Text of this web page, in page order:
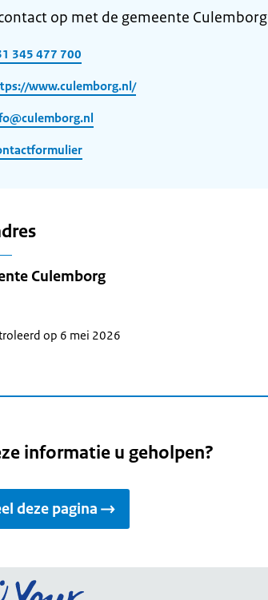
op met de gemeente Culemborg
345 477 700
www.culemborg.nl/
Culemborg
op 6 mei 2026
informatie u geholpen?
deze pagina
Ga